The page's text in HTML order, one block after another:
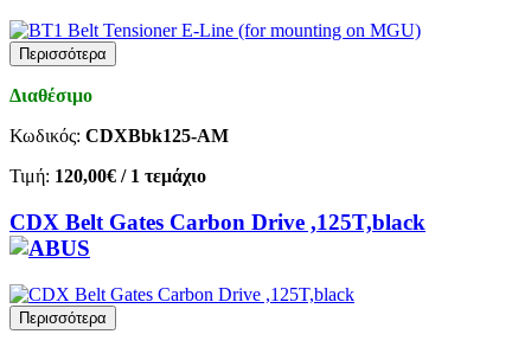
Περισσότερα
Διαθέσιμο
Κωδικός: CDXBbk125-AM
Τιμή: 120,00€ / 1 τεμάχιο
CDX Belt Gates Carbon Drive ,125T,black
Περισσότερα